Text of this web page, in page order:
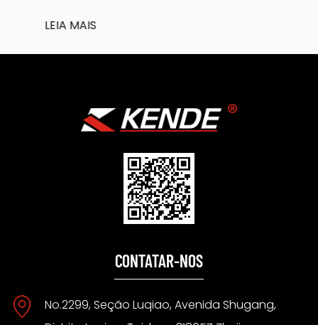
LEIA MAIS
CONTATAR-NOS
No.2299, Seção Luqiao, Avenida Shugang,